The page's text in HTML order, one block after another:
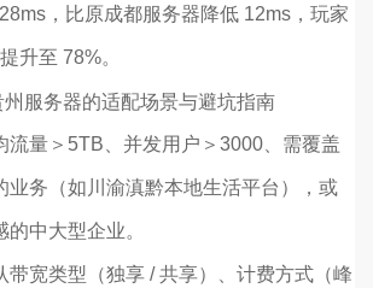
，比原成都服务器降低 12ms，玩家
升至 78%。
服务器的适配场景与避坑指南
流量＞5TB、并发用户＞3000、需覆盖
业务（如川渝滇黔本地生活平台），或
中大型企业。
带宽类型（独享 / 共享）、计费方式（峰